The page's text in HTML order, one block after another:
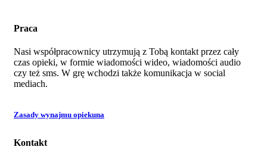
Praca
Nasi współpracownicy utrzymują z Tobą kontakt przez cały
czas opieki, w formie wiadomości wideo, wiadomości audio
czy też sms. W grę wchodzi także komunikacja w social
mediach.
Zasady wynajmu opiekuna
Kontakt